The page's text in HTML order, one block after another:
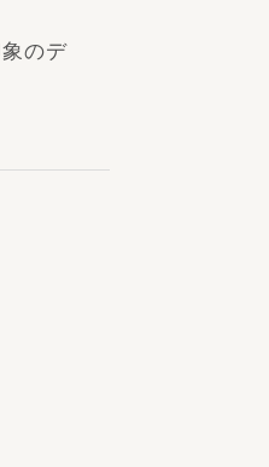
のデ